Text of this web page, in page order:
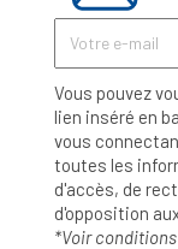
Vous pouvez
lien inséré en
vous
toutes les
d'accès, de
d'opposition
*Voir